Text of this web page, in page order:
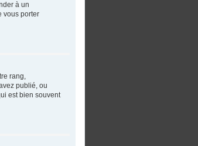
à un
vous porter
rang,
publié, ou
est bien souvent